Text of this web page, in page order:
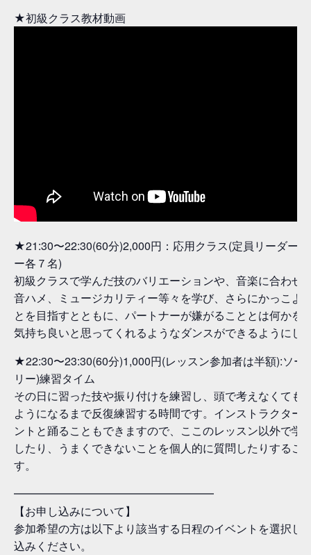
★初級クラス教材動画
★21:30〜22:30(60分)2,000円：応用クラス(定員リーダー
ー各７名)
初級クラスで学んだ技のバリエーションや、音楽に合わせ
音ハメ、ミュージカリティー等々を学び、さらにかっこよ
とを目指すとともに、パートナーが嫌がることとは何かを
気持ち良いと思ってくれるようなダンスができるようにし
★22:30〜23:30(60分)1,000円(レッスン参加者は半額):ソー
リー)練習タイム
その日に習った技や振り付けを練習し、頭で考えなくても
ようになるまで反復練習する時間です。インストラクター
ントと踊ることもできますので、ここのレッスン以外で学
したり、うまくできないことを個人的に質問したりするこ
す。
━━━━━━━━━━━━━━━━━━
【お申し込みについて】
参加希望の方は以下より該当する日程のイベントを選択し
込みください。